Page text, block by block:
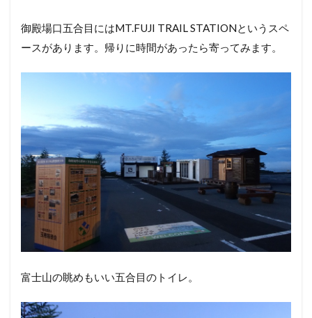
御殿場口五合目にはMT.FUJI TRAIL STATIONというスペ
ースがあります。帰りに時間があったら寄ってみます。
富士山の眺めもいい五合目のトイレ。